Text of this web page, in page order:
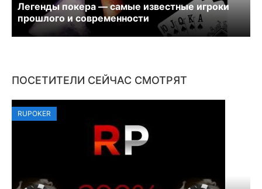
Легенды покера — самые известные игроки
прошлого и современности
ПОСЕТИТЕЛИ СЕЙЧАС СМОТРЯТ
RUPOKER